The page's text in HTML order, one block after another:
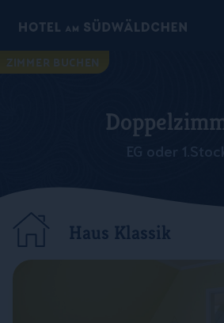
ZIMMER BUCHEN
EG oder
Haus Klassik